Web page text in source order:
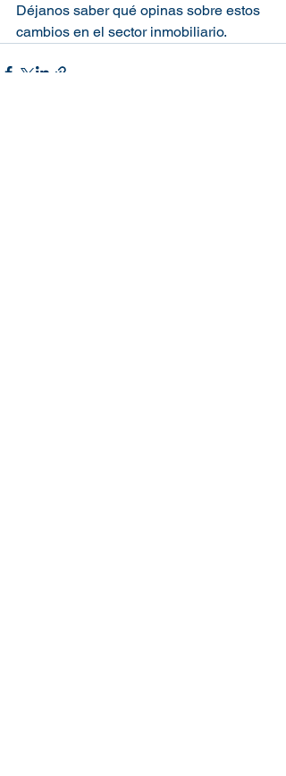
Déjanos saber qué opinas sobre estos
cambios en el sector inmobiliario.